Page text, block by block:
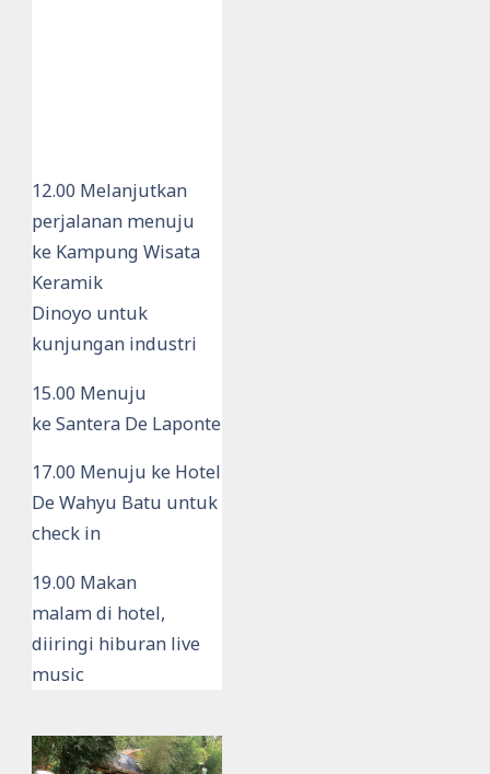
12.00 Melanjutkan
perjalanan menuju
ke Kampung Wisata
Keramik
Dinoyo untuk
kunjungan industri
15.00 Menuju
ke Santera De Laponte
17.00 Menuju ke Hotel
De Wahyu Batu untuk
check in
19.00 Makan
malam di hotel,
diiringi hiburan live
music